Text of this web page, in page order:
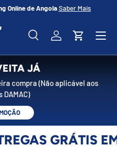
Online de Angola Saber Mais
PesquisarIniciar sessão
Carrinho
JÁ
compra (Não aplicável aos
DAMAC)
GRÁTIS